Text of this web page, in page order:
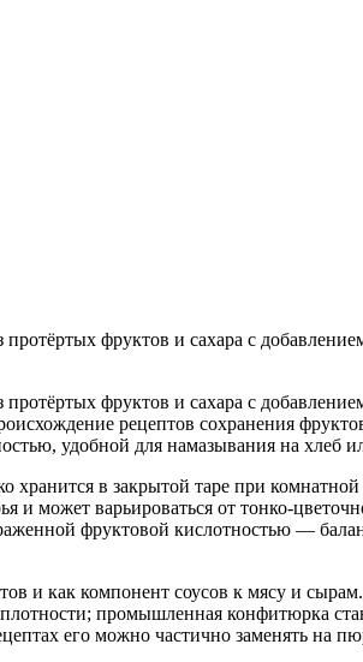
фруктов и сахара с
фруктов и сахара с
рецептов сохранения
удобной для намазывания на хлеб
в закрытой таре при комнатной
и может варьироваться от тонко-
фруктовой кислотностью —
и как компонент соусов к мясу и
промышленная конфитюрка
его можно частично заменять на